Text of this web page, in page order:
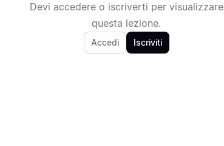
Devi accedere o iscriverti per visualizzare
questa lezione.
Accedi Iscriviti